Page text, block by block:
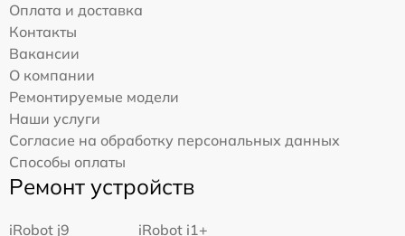
Оплата и доставка
Контакты
Вакансии
О компании
Ремонтируемые модели
Наши услуги
Согласие на обработку персональных данных
Способы оплаты
Ремонт устройств
iRobot j9
iRobot i1+